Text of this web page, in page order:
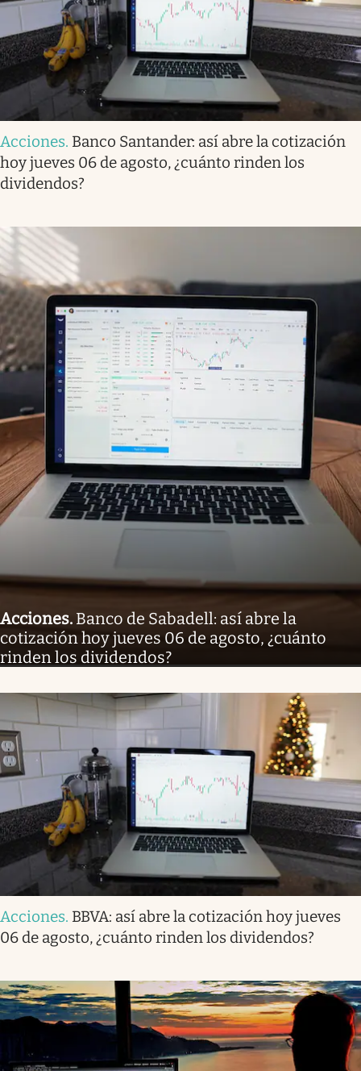
Acciones. Banco Santander: así abre la cotización
hoy jueves 06 de agosto, ¿cuánto rinden los
dividendos?
Acciones. Banco de Sabadell: así abre la
cotización hoy jueves 06 de agosto, ¿cuánto
rinden los dividendos?
Acciones. BBVA: así abre la cotización hoy jueves
06 de agosto, ¿cuánto rinden los dividendos?